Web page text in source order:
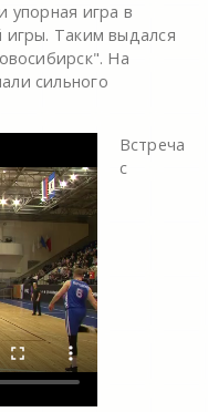
упорная игра в
Таким выдался
На
сильного
Встреча
с